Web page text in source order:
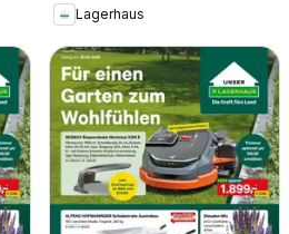
Lagerhaus